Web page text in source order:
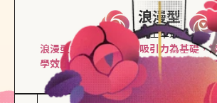
浪漫型
大馬士革玫瑰
浪漫型的人以激情與性吸引力為基礎，
學效應，認為每次相遇都是命中註定。
找火花，經常表達對另一半的愛意